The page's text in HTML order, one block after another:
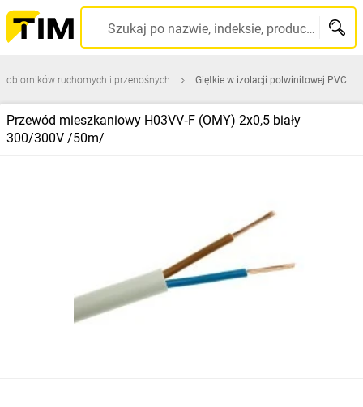
Szukaj po nazwie, indeksie, producencie, kodzie kreskowym...
ruchomych i przenośnych Giętkie w izolacji polwinitowej PVC
Przewód mieszkaniowy H03VV‑F (OMY) 2x0,5 biały
300/300V /50m/